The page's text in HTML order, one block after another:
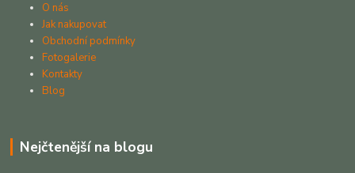
O nás
Jak nakupovat
Obchodní podmínky
Fotogalerie
Kontakty
Blog
Nejčtenější na blogu